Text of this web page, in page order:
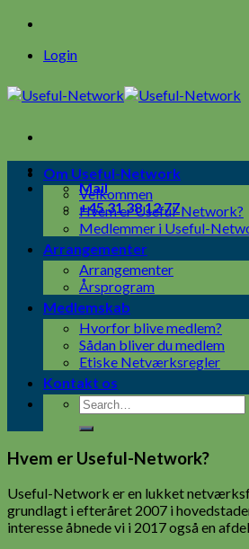
Skip
contentLogin
Mail
+45 31 38 12 77
Om Useful-Network
Velkommen
Hvem er Useful-Network?
Medlemmer i Useful-
Arrangementer
Arrangementer
Årsprogram
Medlemskab
Hvorfor blive medlem?
Sådan bliver du medlem
Etiske Netværksregler
Kontakt os
Hvem er Useful-Network?
Useful-Network er en lukket
grundlagt i efteråret 2007 i
interesse åbnede vi i 2017 også en